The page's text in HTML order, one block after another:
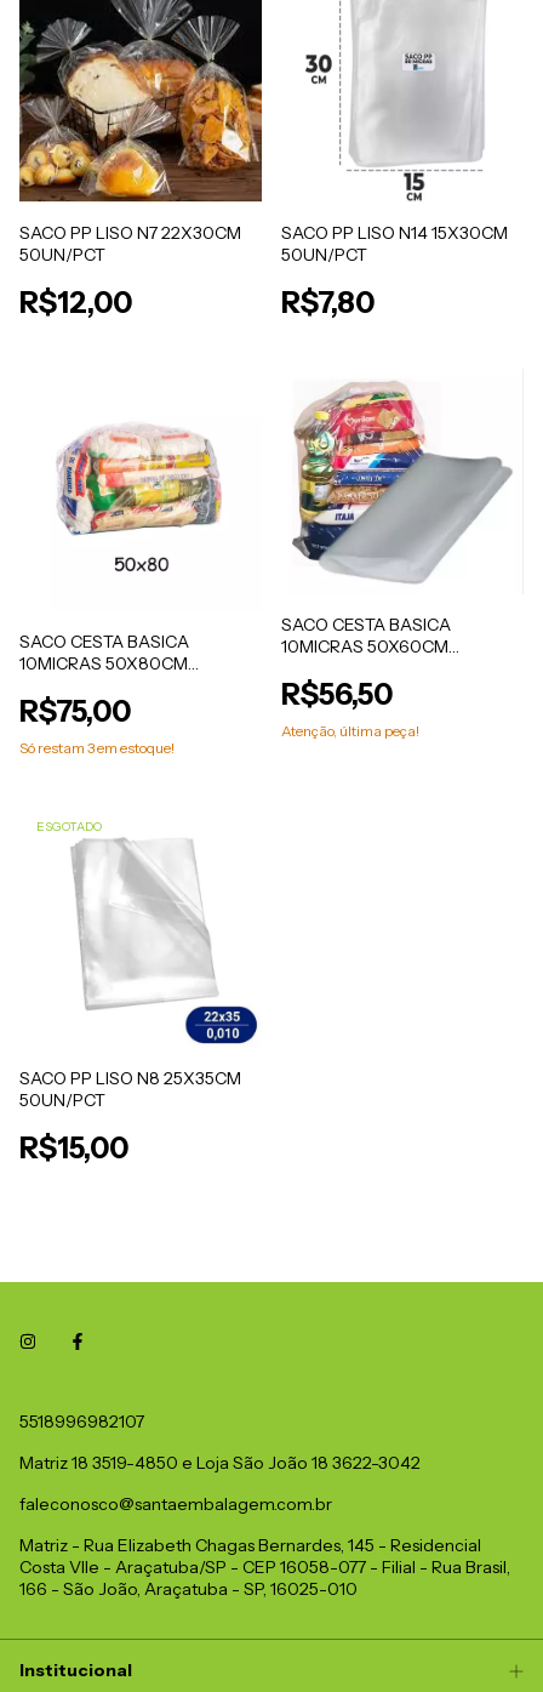
SACO PP LISO N7 22X30CM
50UN/PCT
R$12,00
SACO PP LISO N14 15X30CM
50UN/PCT
R$7,80
SACO CESTA BASICA
10MICRAS 50X80CM
R$75,00
Só restam 3em estoque!
SACO CESTA BASICA
10MICRAS 50X60CM
R$56,50
Atenção, última peça!
ESGOTADO
SACO PP LISO N8 25X35CM
50UN/PCT
R$15,00
5518996982107
Matriz 18 3519-4850 e Loja São João 18 3622-3042
faleconosco@santaembalagem.com.br
Matriz - Rua Elizabeth Chagas Bernardes, 145 - Residencial
Costa Vlle - Araçatuba/SP - CEP 16058-077 - Filial - Rua Brasil,
166 - São João, Araçatuba - SP, 16025-010
Institucional